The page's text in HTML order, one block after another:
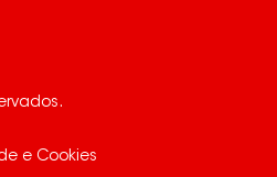
e Cookies